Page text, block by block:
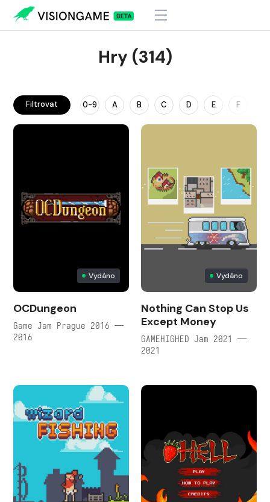
Hry (314)
Filtrovat 0-9 A B C D E F
Vydáno
OCDungeon
Game Jam Prague 2016 —
2016
Vydáno
Nothing Can Stop Us
Except Money
GAMEHIGHED Jam 2021 —
2021